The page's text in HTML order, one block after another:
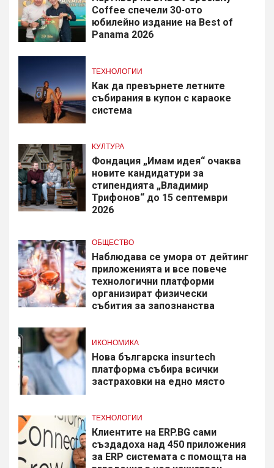
Coffee спечели 30-ото
юбилейно издание на Best of
Panama 2026
ТЕХНОЛОГИИ
Как да превърнете летните
събирания в купон с караоке
система
КУЛТУРА
Фондация „Имам идея“ очаква
новите кандидатури за
стипендията „Владимир
Трифонов“ до 15 септември
2026
ОБЩЕСТВО
Наблюдава се умора от дейтинг
приложенията и все повече
технологични платформи
организират физически
събития за запознанства
ИКОНОМИКА
Нова българска insurtech
платформа събира всички
застраховки на едно място
ТЕХНОЛОГИИ
Клиентите на ERP.BG сами
създадоха над 450 приложения
за ERP системата с помощта на